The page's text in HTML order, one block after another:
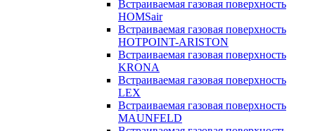
Встраиваемая газовая поверхность
HOMSair
Встраиваемая газовая поверхность
HOTPOINT-ARISTON
Встраиваемая газовая поверхность
KRONA
Встраиваемая газовая поверхность
LEX
Встраиваемая газовая поверхность
MAUNFELD